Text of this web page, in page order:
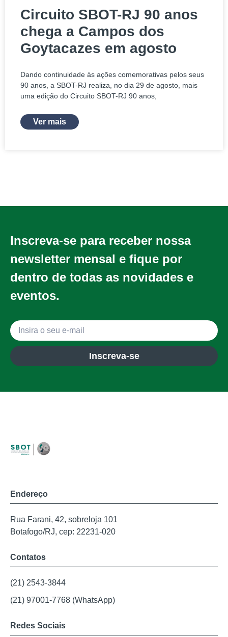
Circuito SBOT-RJ 90 anos
chega a Campos dos
Goytacazes em agosto
Dando continuidade às ações comemorativas pelos seus
90 anos, a SBOT-RJ realiza, no dia 29 de agosto, mais
uma edição do Circuito SBOT-RJ 90 anos,
Ver mais
Inscreva-se para receber nossa
newsletter mensal e fique por
dentro de todas as novidades e
eventos.
Inscreva-se
Endereço
Rua Farani, 42, sobreloja 101
Botafogo/RJ, cep: 22231-020
Contatos
(21) 2543-3844
(21) 97001-7768 (WhatsApp)
Redes Sociais